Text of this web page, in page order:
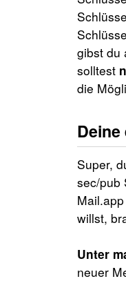
gibst du
solltest
die
Super,
sec/pub
willst,
Unter
neuer